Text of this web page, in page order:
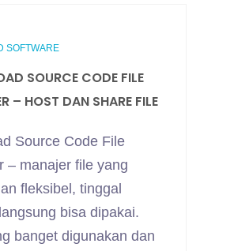
SOFTWARE
SOURCE CODE FILE
– HOST DAN SHARE FILE
Source Code File
– manajer file yang
fleksibel, tinggal
bisa dipakai.
banget digunakan dan